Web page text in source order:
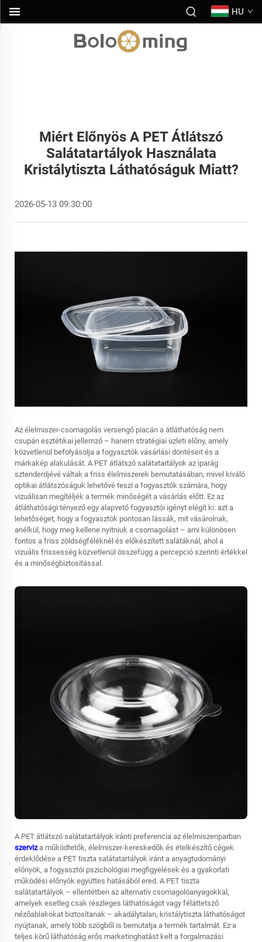
HU
Miért Előnyös A PET Átlátszó
Salátatartályok Használata
Kristálytiszta Láthatóságuk Miatt?
2026-05-13 09:30:00
Az élelmiszer-csomagolás versengő piacán a átláthatóság nem
csupán esztétikai jellemző – hanem stratégiai üzleti előny, amely
közvetlenül befolyásolja a fogyasztók vásárlási döntéseit és a
márkakép alakulását. A PET átlátszó salátatartályok az iparág
sztenderdjévé váltak a friss élelmiszerek bemutatásában, mivel kiváló
optikai átlátszóságuk lehetővé teszi a fogyasztók számára, hogy
vizuálisan megítéljék a termék minőségét a vásárlás előtt. Ez az
átláthatósági tényező egy alapvető fogyasztói igényt elégít ki: azt a
lehetőséget, hogy a fogyasztók pontosan lássák, mit vásárolnak,
anélkül, hogy meg kellene nyitniuk a csomagolást – ami különösen
fontos a friss zöldségféléknél és előkészített salátáknál, ahol a
vizuális frissesség közvetlenül összefügg a percepció szerinti értékkel
és a minőségbiztosítással.
A PET átlátszó salátatartályok iránti preferencia az élelmiszeriparban
szerviza működtetők, élelmiszer-kereskedők és ételkészítő cégek
érdeklődése a PET tiszta salátatartályok iránt a anyagtudományi
előnyök, a fogyasztói pszichológiai megfigyelések és a gyakorlati
működési előnyök együttes hatásából ered. A PET tiszta
salátatartályok – ellentétben az alternatív csomagolóanyagokkal,
amelyek esetleg csak részleges láthatóságot vagy féláttetsző
nézőablakokat biztosítanak – akadálytalan, kristálytiszta láthatóságot
nyújtanak, amely több szögből is bemutatja a termék tartalmát. Ez a
teljes körű láthatóság erős marketinghatást kelt a forgalmazási